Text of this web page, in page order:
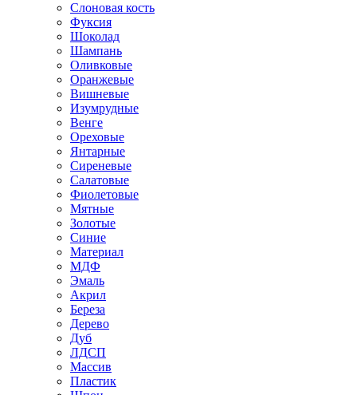
Слоновая кость
Фуксия
Шоколад
Шампань
Оливковые
Оранжевые
Вишневые
Изумрудные
Венге
Ореховые
Янтарные
Сиреневые
Салатовые
Фиолетовые
Мятные
Золотые
Синие
Материал
МДФ
Эмаль
Акрил
Береза
Дерево
Дуб
ЛДСП
Массив
Пластик